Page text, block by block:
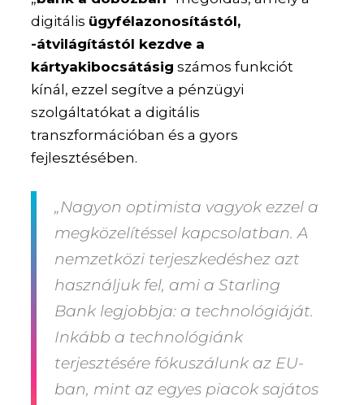
digitális ügyfélazonosítástól,
-átvilágítástól kezdve a
kártyakibocsátásig számos funkciót
kínál, ezzel segítve a pénzügyi
szolgáltatókat a digitális
transzformációban és a gyors
fejlesztésében.
„Nagyon optimista vagyok ezzel a
megközelítéssel kapcsolatban. A
nemzetközi terjeszkedéshez azt
használjuk fel, ami a Starling
Bank legjobbja: a technológiáját.
Inkább a technológiánk
terjesztésére fókuszálunk az EU-
ban, mint az egyes piacok sajátos